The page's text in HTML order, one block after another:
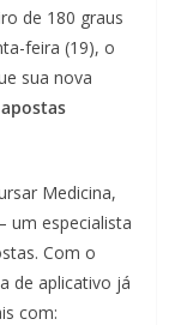
de 180 graus
feira (19), o
sua nova
apostas
Medicina,
um especialista
Com o
de aplicativo já
com: